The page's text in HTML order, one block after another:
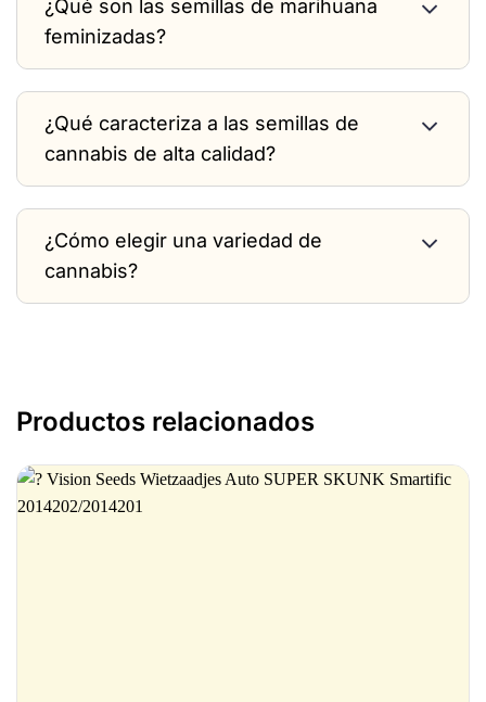
¿Qué son las semillas de marihuana
feminizadas?
¿Qué caracteriza a las semillas de
cannabis de alta calidad?
¿Cómo elegir una variedad de
cannabis?
Productos relacionados